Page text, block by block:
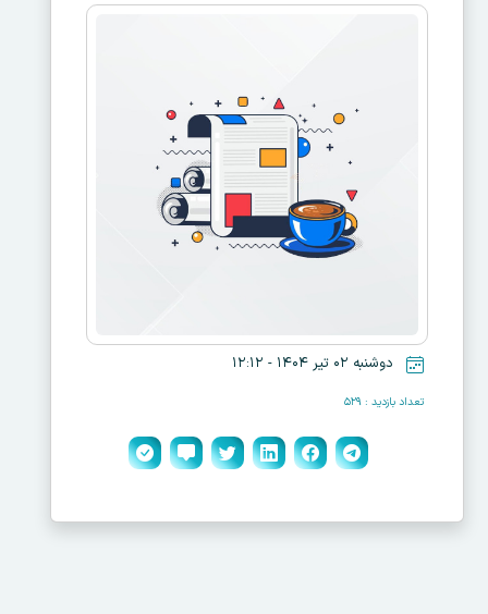
دوشنبه ۰۲ تیر ۱۴۰۴ - ۱۲:۱۲
تعداد بازدید : ۵۲۹